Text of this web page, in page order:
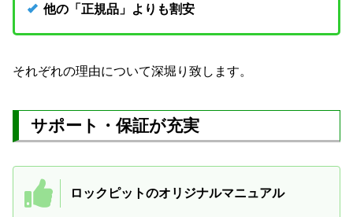
他の「正規品」よりも割安
それぞれの理由について深堀り致します。
サポート・保証が充実
ロックピットのオリジナルマニュアル